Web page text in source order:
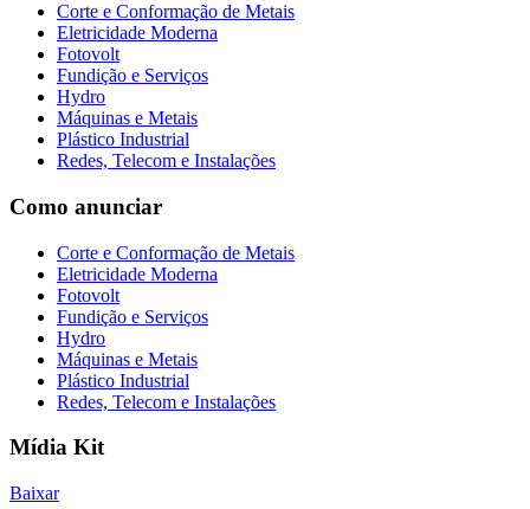
Corte e Conformação de Metais
Eletricidade Moderna
Fotovolt
Fundição e Serviços
Hydro
Máquinas e Metais
Plástico Industrial
Redes, Telecom e Instalações
Como anunciar
Corte e Conformação de Metais
Eletricidade Moderna
Fotovolt
Fundição e Serviços
Hydro
Máquinas e Metais
Plástico Industrial
Redes, Telecom e Instalações
Mídia Kit
Baixar